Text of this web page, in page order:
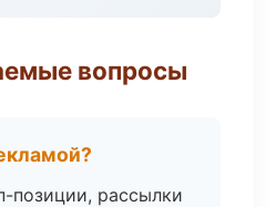
вопросы
позиции, рассылки